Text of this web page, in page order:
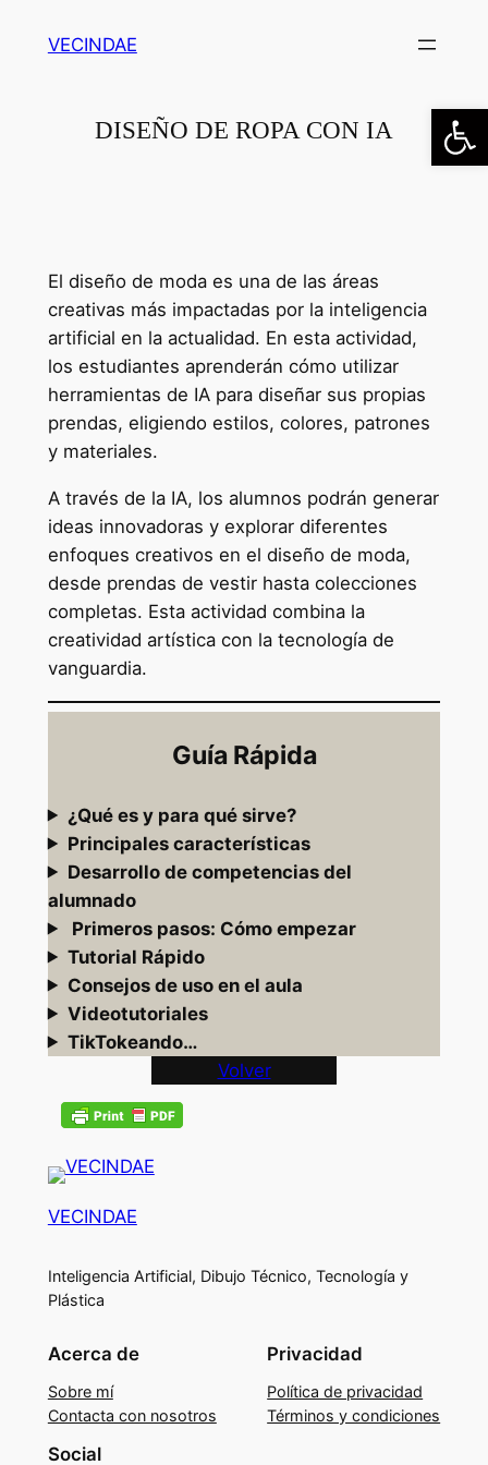
VECINDAE
DISEÑO DE ROPA CON IA
El diseño de moda es una de las áreas
creativas más impactadas por la inteligencia
artificial en la actualidad. En esta actividad,
los estudiantes aprenderán cómo utilizar
herramientas de IA para diseñar sus propias
prendas, eligiendo estilos, colores, patrones
y materiales.
A través de la IA, los alumnos podrán generar
ideas innovadoras y explorar diferentes
enfoques creativos en el diseño de moda,
desde prendas de vestir hasta colecciones
completas. Esta actividad combina la
creatividad artística con la tecnología de
vanguardia.
Guía Rápida
¿Qué es y para qué sirve?
Principales características
Desarrollo de competencias del
alumnado
Primeros pasos: Cómo empezar
Tutorial Rápido
Consejos de uso en el aula
Videotutoriales
TikTokeando…
Volver
VECINDAE
Inteligencia Artificial, Dibujo Técnico, Tecnología y
Plástica
Acerca de
Sobre mí
Contacta con nosotros
Privacidad
Política de privacidad
Términos y condiciones
Social
Abrir